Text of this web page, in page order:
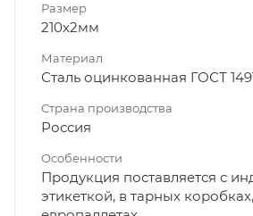
Размер
210x2мм
Материал
Сталь оцинкованная ГОСТ
Страна производства
Россия
Особенности
Продукция поставляется с
этикеткой, в тарных